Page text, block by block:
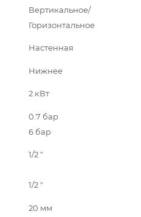
Вертикальное/
Горизонтальное
Настенная
Нижнее
2 кВт
0.7 бар
6 бар
1/2 "
1/2 "
20 мм